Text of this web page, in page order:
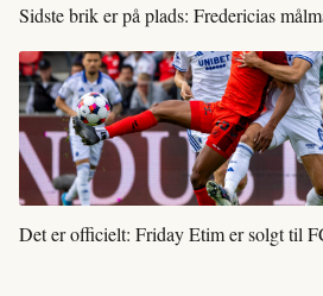
Sidste brik er på plads: Fredericias
Det er officielt: Friday Etim er solgt til